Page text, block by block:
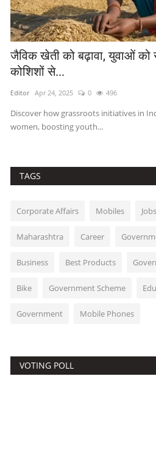
जैविक खेती को बढ़ावा, युवाओं को
कोशिशों से...
Editor Apr 24, 2025 0 496
Discover how grassroots initiatives in
women, boosting youth...
TAGS
Corporate Affairs Mobiles Jobs
Maharashtra Career
Business Best Products
Bike Government Scheme
Government Mobile Phones
VOTING POLL